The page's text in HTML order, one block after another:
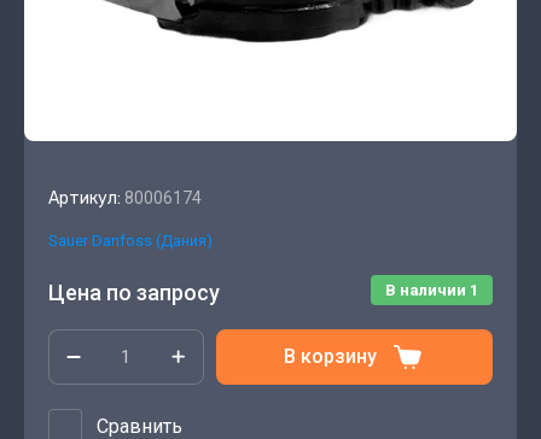
Артикул: 80006174
Sauer Danfoss (Дания)
В наличии 1
Цена по запросу
В корзину
Сравнить